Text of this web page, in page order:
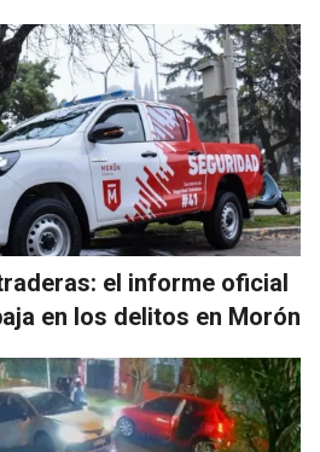
el informe oficial
en los delitos en Morón